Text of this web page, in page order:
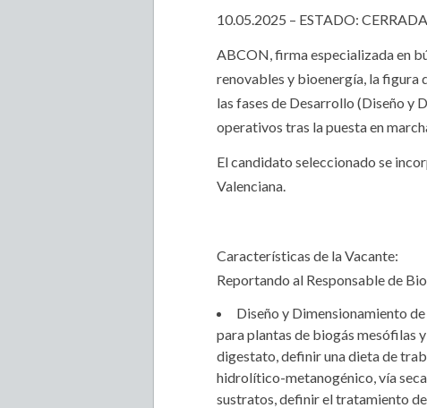
10.05.2025 – ESTADO: CERRADA
ABCON, firma especializada en
renovables y bioenergía, la figura
las fases de Desarrollo (Diseño y
operativos tras la puesta en
El candidato seleccionado se
Valenciana.
Características de la Vacante:
Reportando al Responsable de
Diseño y Dimensionamiento
para plantas de biogás mesófilas
digestato, definir una dieta de
hidrolítico-metanogénico, vía
sustratos, definir el tratamiento